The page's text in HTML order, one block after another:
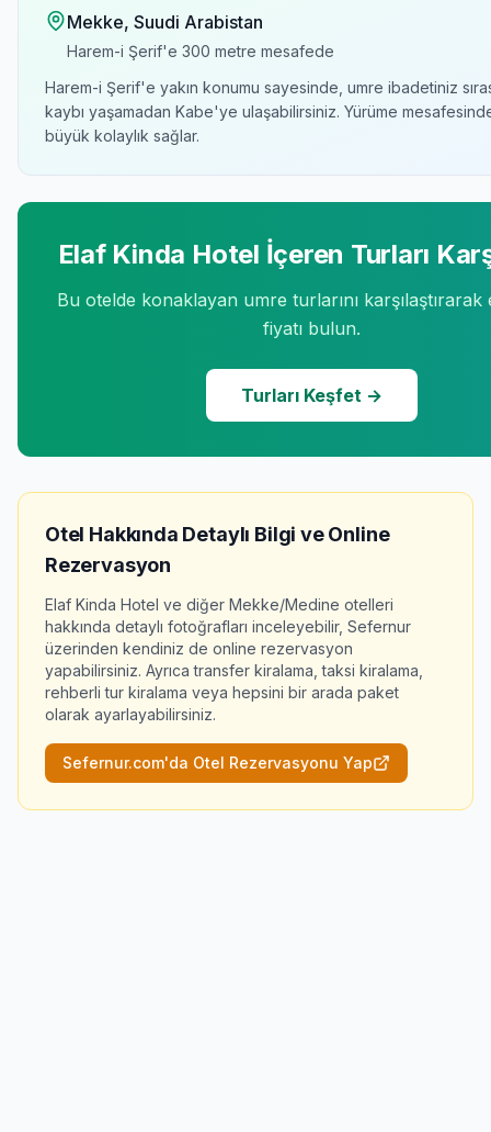
Mekke, Suudi Arabistan
Harem-i Şerif'e 300 metre mesafede
Harem-i Şerif'e yakın konumu sayesinde, umre ibadetiniz
kaybı yaşamadan Kabe'ye ulaşabilirsiniz. Yürüme
büyük kolaylık sağlar.
Elaf Kinda Hotel İçeren Turları
Bu otelde konaklayan umre turlarını
fiyatı bulun.
Turları Keşfet →
Otel Hakkında Detaylı Bilgi ve Online
Rezervasyon
Elaf Kinda Hotel ve diğer Mekke/Medine otelleri
hakkında detaylı fotoğrafları inceleyebilir, Sefernur
üzerinden kendiniz de online rezervasyon
yapabilirsiniz. Ayrıca transfer kiralama, taksi kiralama,
rehberli tur kiralama veya hepsini bir arada paket
olarak ayarlayabilirsiniz.
Sefernur.com'da Otel Rezervasyonu Yap